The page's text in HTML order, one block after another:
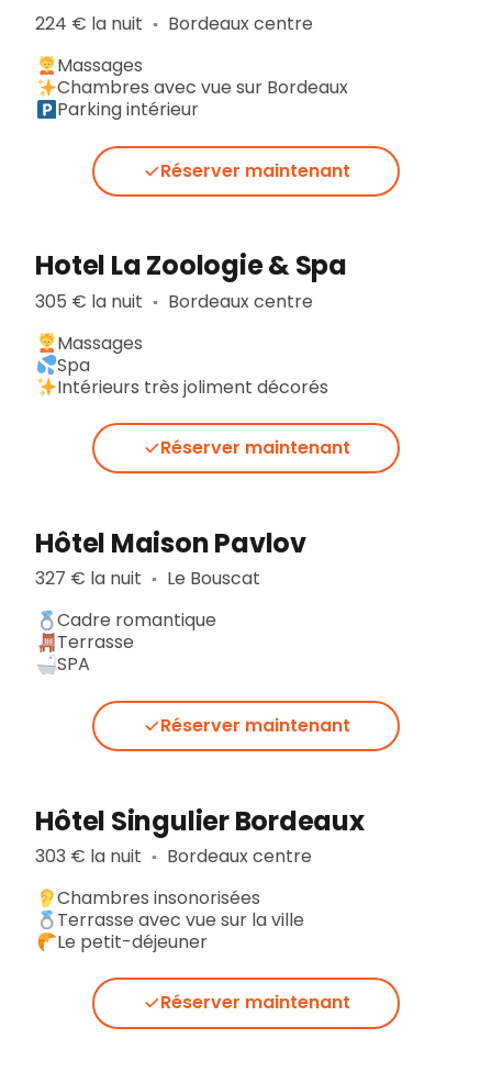
224 € la nuit ▪︎ Bordeaux centre
Massages
Chambres avec vue sur Bordeaux
Parking intérieur
Réserver maintenant
Hotel La Zoologie & Spa
305 € la nuit ▪︎ Bordeaux centre
Massages
Spa
Intérieurs très joliment décorés
Réserver maintenant
Hôtel Maison Pavlov
327 € la nuit ▪︎ Le Bouscat
Cadre romantique
Terrasse
SPA
Réserver maintenant
Hôtel Singulier Bordeaux
303 € la nuit ▪︎ Bordeaux centre
Chambres insonorisées
Terrasse avec vue sur la ville
Le petit-déjeuner
Réserver maintenant